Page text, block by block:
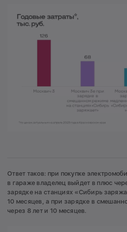
Ответ таков: при покупке
в гараже владелец выйдет в плюс
зарядке на станциях «Сибирь
10 месяцев, а при зарядке в
через 8 лет и 10 месяцев.